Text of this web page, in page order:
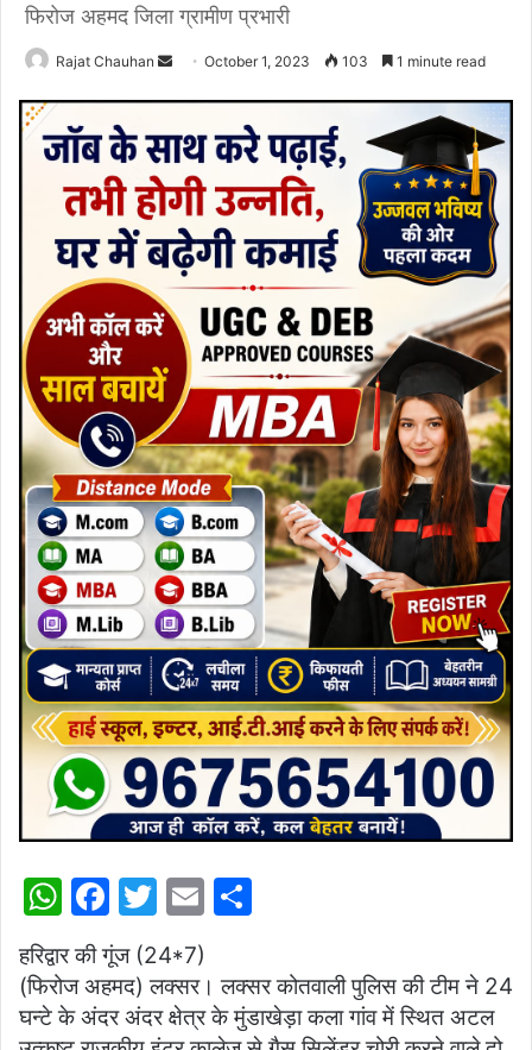
फिरोज अहमद जिला ग्रामीण प्रभारी
Rajat Chauhan
SendOctober 1, 2023 103 1 minute read
W
at
s
F
a
c
e
T
itt
er
E
ai
l
ar
e
हरिद्वार की गूंज (24*7)
(फिरोज अहमद) लक्सर। लक्सर कोतवाली पुलिस की टीम ने 24
घन्टे के अंदर अंदर क्षेत्र के मुंडाखेड़ा कला गांव में स्थित अटल